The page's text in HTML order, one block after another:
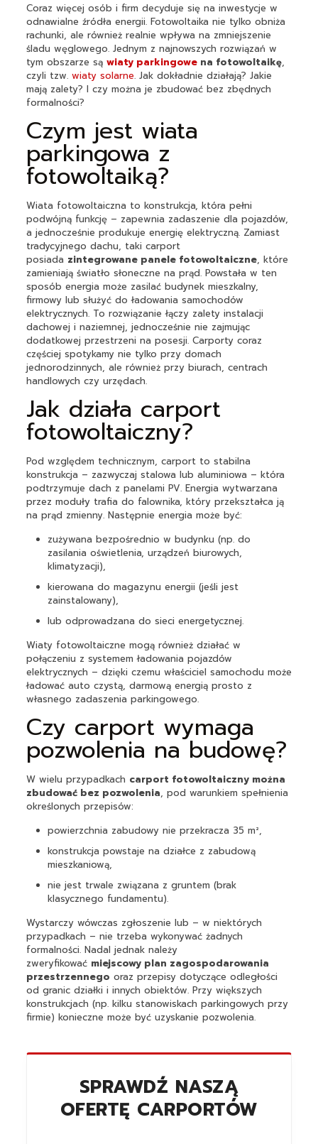
Coraz więcej osób i firm decyduje się na inwestycje w
odnawialne źródła energii. Fotowoltaika nie tylko obniża
rachunki, ale również realnie wpływa na zmniejszenie
śladu węglowego. Jednym z najnowszych rozwiązań w
tym obszarze są wiaty parkingowena fotowoltaikę,
czyli tzw. wiaty solarne. Jak dokładnie działają? Jakie
mają zalety? I czy można je zbudować bez zbędnych
formalności?
Czym jest wiata
parkingowa z
fotowoltaiką?
Wiata fotowoltaiczna to konstrukcja, która pełni
podwójną funkcję – zapewnia zadaszenie dla pojazdów,
a jednocześnie produkuje energię elektryczną. Zamiast
tradycyjnego dachu, taki carport
posiada zintegrowane panele fotowoltaiczne, które
zamieniają światło słoneczne na prąd. Powstała w ten
sposób energia może zasilać budynek mieszkalny,
firmowy lub służyć do ładowania samochodów
elektrycznych. To rozwiązanie łączy zalety instalacji
dachowej i naziemnej, jednocześnie nie zajmując
dodatkowej przestrzeni na posesji. Carporty coraz
częściej spotykamy nie tylko przy domach
jednorodzinnych, ale również przy biurach, centrach
handlowych czy urzędach.
Jak działa carport
fotowoltaiczny?
Pod względem technicznym, carport to stabilna
konstrukcja – zazwyczaj stalowa lub aluminiowa – która
podtrzymuje dach z panelami PV. Energia wytwarzana
przez moduły trafia do falownika, który przekształca ją
na prąd zmienny. Następnie energia może być:
zużywana bezpośrednio w budynku (np. do
zasilania oświetlenia, urządzeń biurowych,
klimatyzacji),
kierowana do magazynu energii (jeśli jest
zainstalowany),
lub odprowadzana do sieci energetycznej.
Wiaty fotowoltaiczne mogą również działać w
połączeniu z systemem ładowania pojazdów
elektrycznych – dzięki czemu właściciel samochodu może
ładować auto czystą, darmową energią prosto z
własnego zadaszenia parkingowego.
Czy carport wymaga
pozwolenia na budowę?
W wielu przypadkach carport fotowoltaiczny można
zbudować bez pozwolenia, pod warunkiem spełnienia
określonych przepisów:
powierzchnia zabudowy nie przekracza 35 m²,
konstrukcja powstaje na działce z zabudową
mieszkaniową,
nie jest trwale związana z gruntem (brak
klasycznego fundamentu).
Wystarczy wówczas zgłoszenie lub – w niektórych
przypadkach – nie trzeba wykonywać żadnych
formalności. Nadal jednak należy
zweryfikować miejscowy plan zagospodarowania
przestrzennego oraz przepisy dotyczące odległości
od granic działki i innych obiektów. Przy większych
konstrukcjach (np. kilku stanowiskach parkingowych przy
firmie) konieczne może być uzyskanie pozwolenia.
SPRAWDŹ NASZĄ
OFERTĘ CARPORTÓW